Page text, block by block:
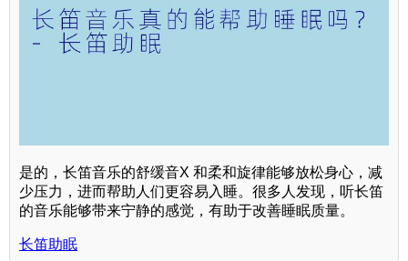
是的，长笛音乐的舒缓音X 和柔和旋律能够放松身心，减
少压力，进而帮助人们更容易入睡。很多人发现，听长笛
的音乐能够带来宁静的感觉，有助于改善睡眠质量。
长笛助眠